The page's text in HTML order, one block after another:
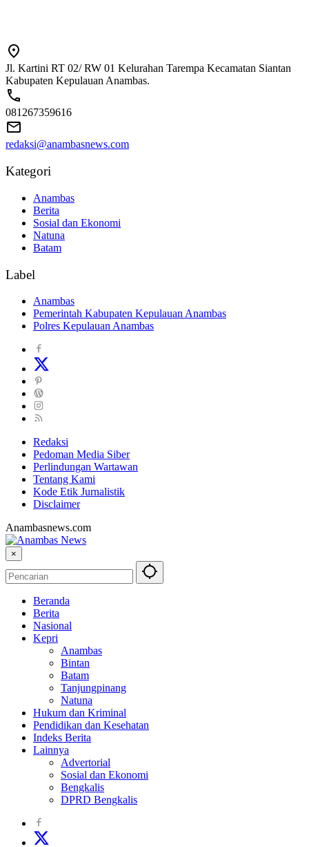
Jl. Kartini RT 02/ RW 01 Kelurahan Tarempa Kecamatan Siantan
Kabupaten Kepulauan Anambas.
081267359616
redaksi@anambasnews.com
Kategori
Anambas
Berita
Sosial dan Ekonomi
Natuna
Batam
Label
Anambas
Pemerintah Kabupaten Kepulauan Anambas
Polres Kepulauan Anambas
Redaksi
Pedoman Media Siber
Perlindungan Wartawan
Tentang Kami
Kode Etik Jurnalistik
Disclaimer
Anambasnews.com
×
Beranda
Berita
Nasional
Kepri
Anambas
Bintan
Batam
Tanjungpinang
Natuna
Hukum dan Kriminal
Pendidikan dan Kesehatan
Indeks Berita
Lainnya
Advertorial
Sosial dan Ekonomi
Bengkalis
DPRD Bengkalis